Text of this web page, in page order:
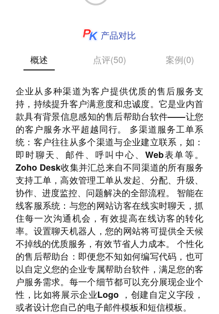
产品对比
概述
点评(50) 案例(0)
企业从多种渠道为客户提供优质的售后服务支
持，持续提升客户满意度和忠诚度。它是业内首
款具有背景信息感知的售后帮助台软件——让您
的客户服务水平超越同行。 多渠道服务工单系
统：客户往往从多个渠道与企业建立联系，如：
即时聊天、邮件、呼叫中心、Web表单等。
Zoho Desk收集并汇总来自不同渠道的所有服务
支持工单，高效管理工单从发起、分配、升级、
协作、进度监控、问题解决的全部流程。 智能在
线客服系统：与您的网站访客在线实时聊天，抓
住每一次沟通机会，有效提高在线访客的转化
率。设置聊天机器人，您的网站将可提供全天候
不掉线的优质服务，有效节省人力成本。 个性化
的售后帮助台：即便您不知如何编写代码，也可
以自定义您的企业专属帮助台软件，满足您的客
户服务需求。每一个细节都可以充分展现企业个
性，比如将展示企业Logo ，创建自定义字段，
或者设计您自己的电子邮件模板和短信模板。